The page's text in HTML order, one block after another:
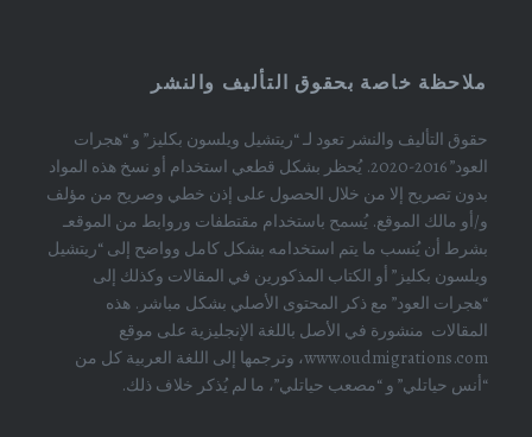
ملاحظة خاصة بحقوق التأليف والنشر
حقوق التأليف والنشر تعود لـ “ريتشيل ويلسون بكليز” و “هجرات
العود” 2016-2020. يُحظر بشكل قطعي استخدام أو نسخ هذه المواد
بدون تصريح إلا من خلال الحصول على إذن خطي وصريح من مؤلف
و/أو مالك الموقع. يُسمح باستخدام مقتطفات وروابط من الموقعـ
بشرط أن يُنسب ما يتم استخدامه بشكل كامل وواضح إلى “ريتشيل
ويلسون بكليز” أو الكتاب المذكورين في المقالات وكذلك إلى
“هجرات العود” مع ذكر المحتوى الأصلي بشكل مباشر. هذه
المقالات منشورة في الأصل باللغة الإنجليزية على موقع
www.oudmigrations.com، وترجمها إلى اللغة العربية كل من
“أنس حياتلي” و “مصعب حياتلي”، ما لم يُذكر خلاف ذلك.